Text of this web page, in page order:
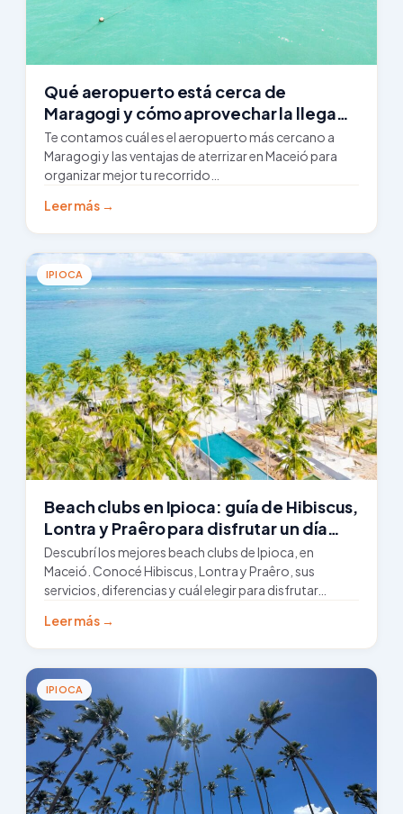
Qué aeropuerto está cerca de
Maragogi y cómo aprovechar la llegada
por Maceió
Te contamos cuál es el aeropuerto más cercano a
Maragogi y las ventajas de aterrizar en Maceió para
organizar mejor tu recorrido…
Leer más →
IPIOCA
Beach clubs en Ipioca: guía de Hibiscus,
Lontra y Praêro para disfrutar un día
inolvidable frente al mar
Descubrí los mejores beach clubs de Ipioca, en
Maceió. Conocé Hibiscus, Lontra y Praêro, sus
servicios, diferencias y cuál elegir para disfrutar…
Leer más →
IPIOCA